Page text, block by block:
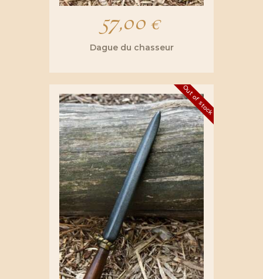
57,00€
Dague du chasseur
Out of stock